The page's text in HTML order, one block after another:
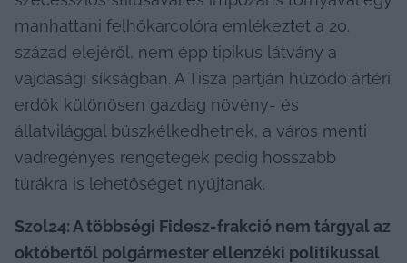
manhattani felhőkarcolóra emlékeztet a 20.
század elejéről, nem épp tipikus látvány a
vajdasági síkságban. A Tisza partján húzódó ártéri
erdők különösen gazdag növény- és
állatvilággal büszkélkedhetnek, a város menti
vadregényes rengetegek pedig hosszabb
túrákra is lehetőséget nyújtanak.
Szol24: A többségi Fidesz-frakció nem tárgyal az
októbertől polgármester ellenzéki politikussal